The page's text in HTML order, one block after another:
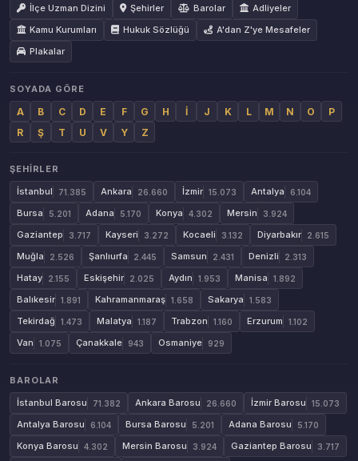
İlçe Uzman Dizini
Şehirler Barolar
Adliyeler
Kamu Kurumları
Hukuk Sözlüğü
A'dan Z'ye Mesafeler
Plakalar
SOYADA GÖRE
A B C D E F G H İ J K L M N O
P
R
Ş T U V Y Z
ŞEHIRLER
İstanbul
71.385 Ankara 26.660 İzmir 15.073 Antalya 6.104
Bursa 5.201 Adana 5.170 Konya 4.302 Mersin 3.924
Gaziantep 3.717 Kayseri 3.272 Kocaeli 3.132 Diyarbakır 2.615
Muğla 2.526 Şanlıurfa 2.445 Samsun 2.431 Denizli 2.313
Hatay 2.155 Eskişehir 2.025 Aydın 1.953 Manisa 1.892
Balıkesir 1.891 Kahramanmaraş 1.658 Sakarya 1.583
Tekirdağ 1.473 Malatya 1.187 Trabzon 1.160 Erzurum 1.102
Van 1.075 Çanakkale 943 Osmaniye 929
BAROLAR
İstanbul Barosu
71.382 Ankara Barosu 26.660 İzmir Barosu 15.073
Antalya Barosu 6.104 Bursa Barosu 5.201 Adana Barosu 5.170
Konya Barosu 4.302 Mersin Barosu 3.924 Gaziantep Barosu 3.717